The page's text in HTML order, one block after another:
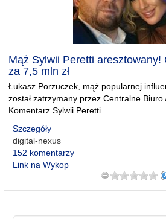
Mąż Sylwii Peretti aresztowany!
za 7,5 mln zł
Łukasz Porzuczek, mąż popularnej
został zatrzymany przez Centralne Biuro
Komentarz Sylwii Peretti.
Szczegóły
digital-nexus
152 komentarzy
Link na Wykop